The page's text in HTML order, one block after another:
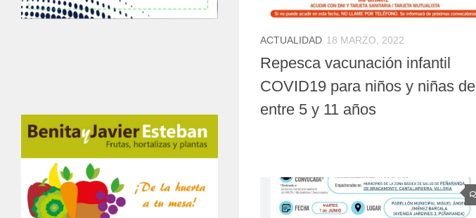
ACTUALIDAD 18 MARZO, 2022
Repesca vacunación infantil
COVID19 para niños y niñas de
entre 5 y 11 años